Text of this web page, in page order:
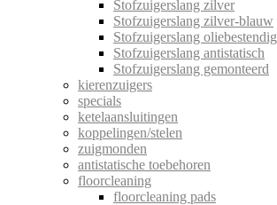
Stofzuigerslang zilver
Stofzuigerslang zilver-blauw
Stofzuigerslang oliebestendig
Stofzuigerslang antistatisch
Stofzuigerslang gemonteerd
kierenzuigers
specials
ketelaansluitingen
koppelingen/stelen
zuigmonden
antistatische toebehoren
floorcleaning
floorcleaning pads